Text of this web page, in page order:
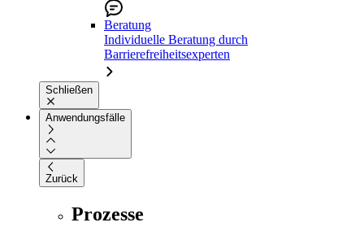
Beratung
Individuelle Beratung durch
Barrierefreiheitsexperten
Schließen
Anwendungsfälle
Zurück
Prozesse